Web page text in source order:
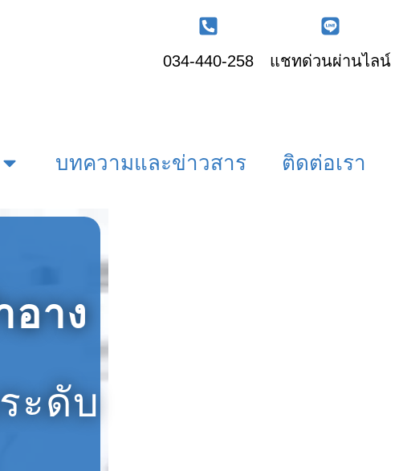
034-440-258 แชทด่วนผ่านไลน์
บทความและข่าวสาร ติดต่อเรา
อาง
ะดับ